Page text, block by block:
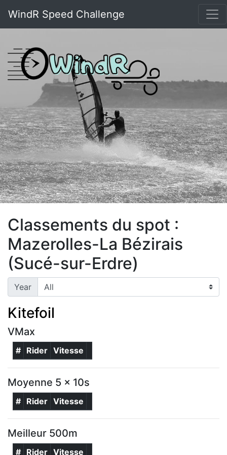
WindR Speed Challenge
Classements du spot :
Mazerolles-La Bézirais
(Sucé-sur-Erdre)
Year
Kitefoil
VMax
# Rider Vitesse
Moyenne 5 x 10s
# Rider Vitesse
Meilleur 500m
# Rider Vitesse